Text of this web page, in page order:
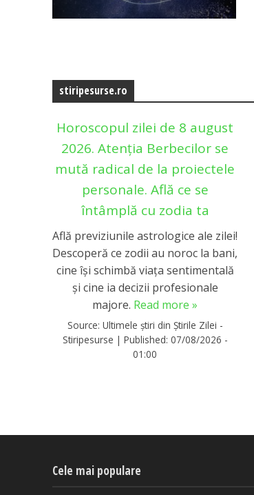
stiripesurse.ro
Horoscopul zilei de 8 august
2026. Atenția Berbecilor se
mută radical de la proiectele
personale. Află ce se
întâmplă cu zodia ta
Află previziunile astrologice ale zilei!
Descoperă ce zodii au noroc la bani,
cine își schimbă viața sentimentală
și cine ia decizii profesionale
majore. Read more »
Source: Ultimele știri din Știrile Zilei -
Stiripesurse | Published: 07/08/2026 -
01:00
Cele mai populare